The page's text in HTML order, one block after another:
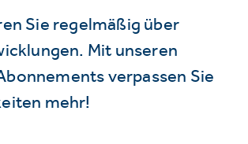
Sie regelmäßig über
Mit unseren
verpassen Sie
mehr!